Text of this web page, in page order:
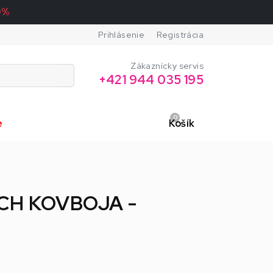
Prihlásenie Registrácia
Zákaznícky servis
+421 944 035 195
0
Košík
KOVBOJA -